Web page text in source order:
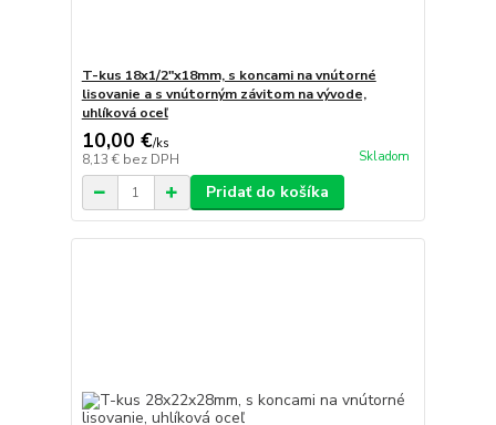
T-kus 18x1/2"x18mm, s koncami na vnútorné
lisovanie a s vnútorným závitom na vývode,
uhlíková oceľ
10,00 €/ks
8,13 € bez DPH Skladom
Pridať do košíka